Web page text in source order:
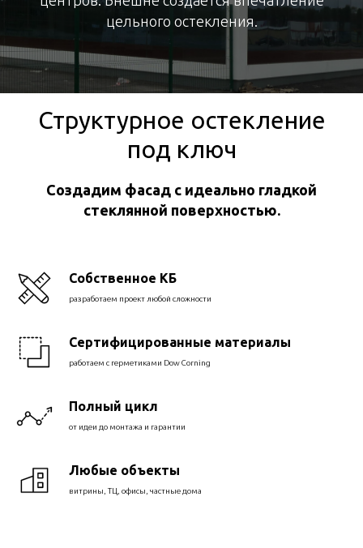
цельного остекления.
Структурное остекление
под ключ
Создадим фасад с идеально гладкой
стеклянной поверхностью.
Собственное КБ
разработаем проект любой сложности
Сертифицированные материалы
работаем с герметиками Dow Corning
Полный цикл
от идеи до монтажа и гарантии
Любые объекты
витрины, ТЦ, офисы, частные дома